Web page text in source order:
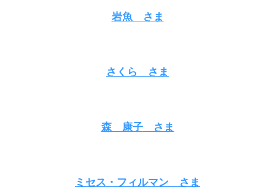
岩魚さま
さくら さま
森 康子さま
ミセス・フィルマン さま